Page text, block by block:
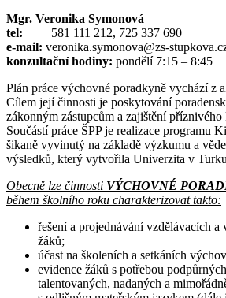
Mgr. Veronika Symonová
tel: 581 111 212, 725 337 690
e-mail: veronika.symonova@zs-
konzultační hodiny: pondělí 7:15 – 8:45
Plán práce výchovné poradkyně vychází z
Cílem její činnosti je poskytování
zákonným zástupcům a zajištění
Součástí práce ŠPP je realizace programu
šikaně vyvinutý na základě výzkumu a
výsledků, který vytvořila Univerzita v
Obecně lze činnosti VÝCHOVNÉ
během školního roku charakterizovat takto:
řešení a projednávání vzdělávacích
žáků;
účast na školeních a setkáních
evidence žáků s potřebou
talentovaných, nadaných a